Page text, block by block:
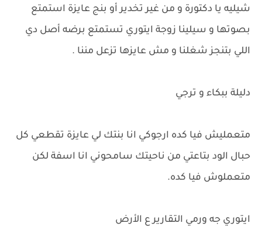
شيليه يا دكتورة و من غير تخدير أو بنج عايزة استمتع
بصوتها و سيلينا زوجة ايتوري تستمتع برضه أصل دي
اللي بتنجز شغلنا و مش عايزها تزعل مننا .
دليلة ببكاء و ترجي
متعمليش فيا كده ارجوكي انا بنتك لي عايزة تقطعي كل
حبال الود بتاعتي من ناحيتك سامحوني انا اسفة لكن
متعملوش فيا كده.
ايتوري جه ورمي التقارير ع الأرض